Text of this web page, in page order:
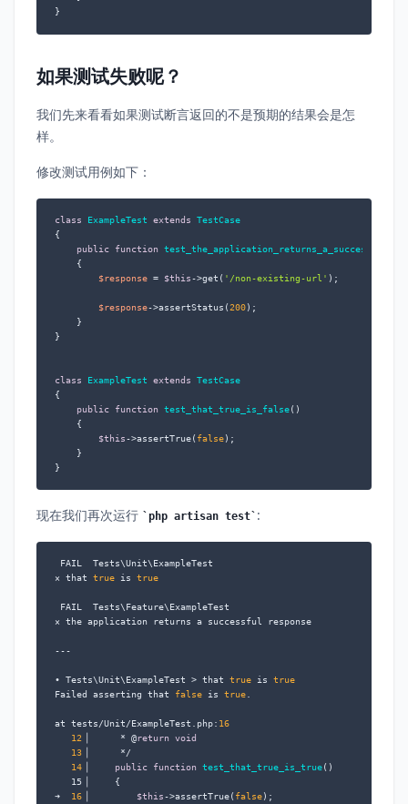
}
如果测试失败呢？
我们先来看看如果测试断言返回的不是预期的结果会是怎
样。
修改测试用例如下：
class ExampleTest extends
TestCase
{
public
function
{
$response = $this->get( '/non-existing-url' );
$response->assertStatus(200);
    }
}
class ExampleTest extends
TestCase
{
public
function test_that_true_is_false( )
{
$this->assertTrue( false);
    }
}
现在我们再次运行 php artisan test :
FAIL  Tests\Unit\ExampleTest
⨯ that true is true
FAIL  Tests\Feature\ExampleTest
⨯ the application returns a successful response
---
• Tests\Unit\ExampleTest > that true is true
Failed asserting that
false is true.
at tests/Unit/ExampleTest.php: 16
12 ▕      * @return
void
13▕      */
14▕ public function test_that_true_is_true( )
   15▕
{
➜
16▕ $this->assertTrue( false);